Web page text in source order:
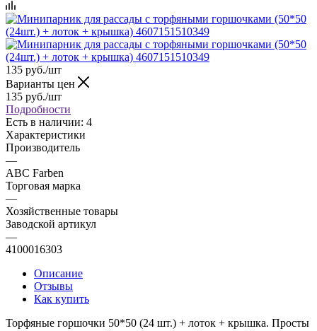
135 руб./шт
Варианты цен
135 руб./шт
Подробности
Есть в наличии: 4
Характеристики
Производитель
—
ABC Farben
Торговая марка
—
Хозяйственные товары
Заводской артикул
—
4100016303
Описание
Отзывы
Как купить
Торфяные горшочки 50*50 (24 шт.) + лоток + крышка. Просты